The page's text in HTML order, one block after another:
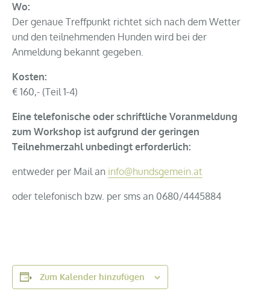
Wo:
Der genaue Treffpunkt richtet sich nach dem Wetter
und den teilnehmenden Hunden wird bei der
Anmeldung bekannt gegeben.
Kosten:
€ 160,- (Teil 1-4)
Eine telefonische oder schriftliche Voranmeldung
zum Workshop ist aufgrund der geringen
Teilnehmerzahl unbedingt erforderlich:
entweder per Mail an info@hundsgemein.at
oder telefonisch bzw. per sms an 0680/4445884
Zum Kalender hinzufügen